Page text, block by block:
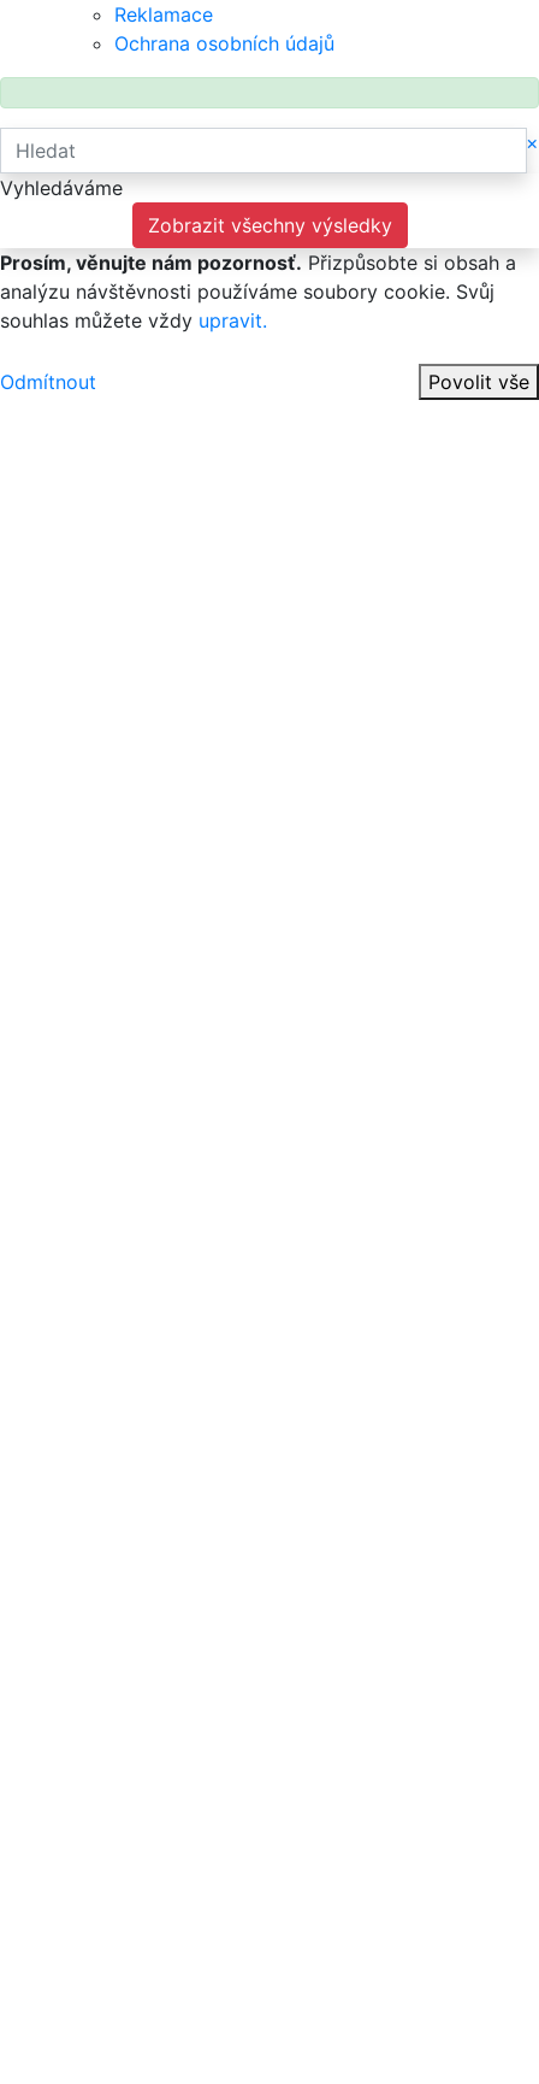
Reklamace
Ochrana osobních údajů
×
Vyhledáváme
Zobrazit všechny výsledky
Prosím, věnujte nám pozornosť. Přizpůsobte si obsah a
analýzu návštěvnosti používáme soubory cookie. Svůj
souhlas můžete vždy upravit.
Odmítnout Povolit vše